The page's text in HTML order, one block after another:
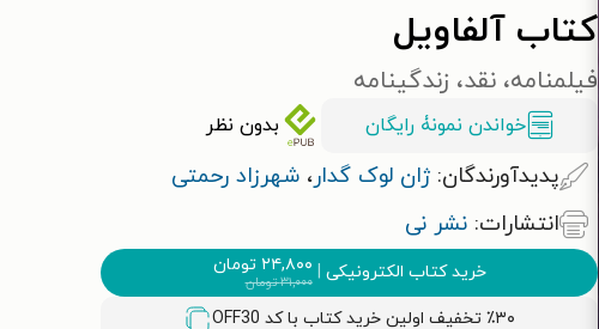
کتاب آلفاویل
فیلمنامه، نقد، زندگینامه
خواندن نمونۀ رایگان بدون نظر
پدیدآورندگان: ژان لوک گدار، شهرزاد رحمتی
انتشارات: نشر نی
خرید کتاب الکترونیکی ۲۴,۸۰۰ تومان
۳۱,۰۰۰تومان
٪۳۰ تخفیف اولین خرید کتاب با کد OFF30